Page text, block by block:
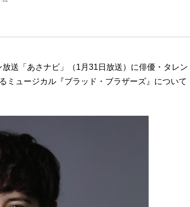
送「あさナビ」（1月31日放送）に俳優・タレン
ミュージカル『ブラッド・ブラザーズ』について